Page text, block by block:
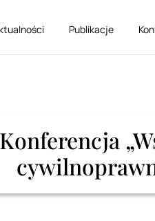
Publikacje
Konferencja